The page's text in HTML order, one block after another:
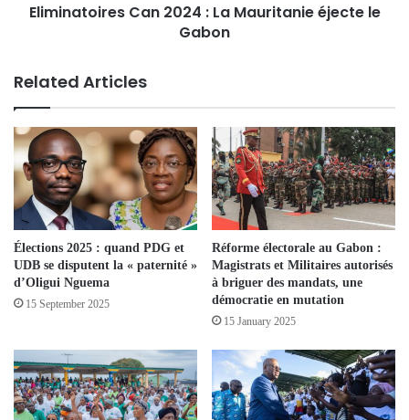
Eliminatoires Can 2024 : La Mauritanie éjecte le
Gabon
Related Articles
Élections 2025 : quand PDG et
UDB se disputent la « paternité »
d’Oligui Nguema
15 September 2025
Réforme électorale au Gabon :
Magistrats et Militaires autorisés
à briguer des mandats, une
démocratie en mutation
15 January 2025